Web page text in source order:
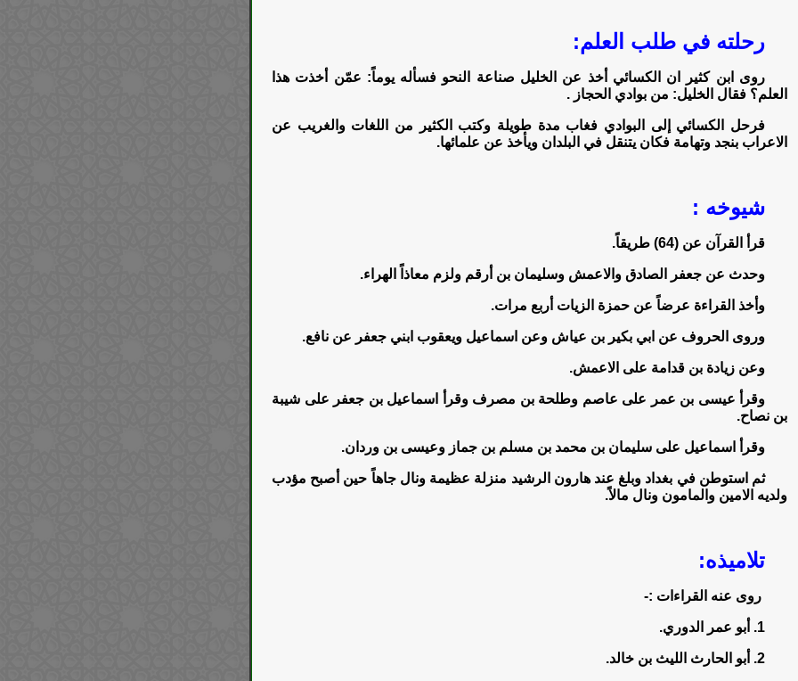
رحلته في طلب العلم:
روى ابن كثير ان الكسائي أخذ عن الخليل صناعة النحو فسأله يوماً: عمّن أخذت هذا
العلم؟ فقال الخليل: من بوادي الحجاز .
فرحل الكسائي إلى البوادي فغاب مدة طويلة وكتب الكثير من اللغات والغريب عن
الاعراب بنجد وتهامة فكان يتنقل في البلدان ويأخذ عن علمائها.
شيوخه :
قرأ القرآن عن (64) طريقاً.
وحدث عن جعفر الصادق والاعمش وسليمان بن أرقم ولزم معاذاً الهراء.
وأخذ القراءة عرضاً عن حمزة الزيات أربع مرات.
وروى الحروف عن ابي بكير بن عياش وعن اسماعيل ويعقوب ابني جعفر عن نافع.
وعن زيادة بن قدامة على الاعمش.
وقرأ عيسى بن عمر على عاصم وطلحة بن مصرف وقرأ اسماعيل بن جعفر على شيبة
بن نصاح.
وقرأ اسماعيل على سليمان بن محمد بن مسلم بن جماز وعيسى بن وردان.
ثم استوطن في بغداد وبلغ عند هارون الرشيد منزلة عظيمة ونال جاهاً حين أصبح مؤدب
ولديه الامين والمامون ونال مالاً.
تلاميذه:
روى عنه القراءات :-
1. أبو عمر الدوري.
2. أبو الحارث الليث بن خالد.